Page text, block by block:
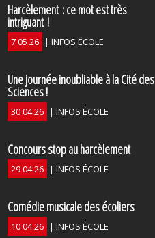
Harcèlement : ce mot est très
intriguant !
7 05 26 | INFOS ÉCOLE
Une journée inoubliable à la Cité des
Sciences !
30 04 26 | INFOS ÉCOLE
Concours stop au harcèlement
29 04 26 | INFOS ÉCOLE
Comédie musicale des écoliers
10 04 26 | INFOS ÉCOLE